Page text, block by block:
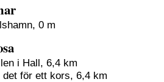
0 m
i Hall, 6,4 km
det för ett kors, 6,4 km